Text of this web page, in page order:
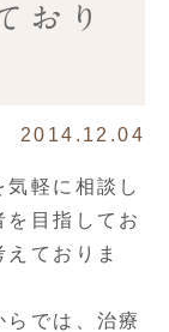
おり
2014.12.04
軽に相談し
目指してお
ておりま
では、治療